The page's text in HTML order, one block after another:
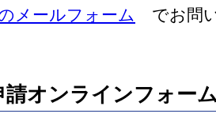
メールフォーム でお問
請オンラインフォー